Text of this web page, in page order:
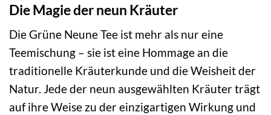
Die Magie der neun Kräuter
Die Grüne Neune Tee ist mehr als nur eine
Teemischung – sie ist eine Hommage an die
traditionelle Kräuterkunde und die Weisheit der
Natur. Jede der neun ausgewählten Kräuter trägt
auf ihre Weise zu der einzigartigen Wirkung und